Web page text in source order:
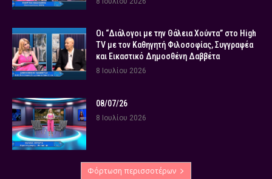
Οι “Διάλογοι με την Θάλεια Χούντα” στο High
TV με τον Καθηγητή Φιλοσοφίας, Συγγραφέα
και Εικαστικό Δημοσθένη Δαββέτα
8 Ιουλίου 2026
08/07/26
8 Ιουλίου 2026
Φόρτωση περισσοτέρων